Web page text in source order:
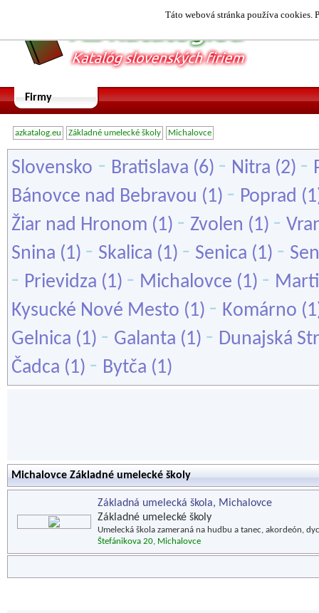
Táto webová stránka používa cookies.
Firmy
azkatalog.eu Základné umelecké školy Michalovce
Slovensko - Bratislava (6) - Nitra (2) -
Bánovce nad Bebravou (1) - Poprad
Žiar nad Hronom (1) - Zvolen (1) -
Snina (1) - Skalica (1) - Senica (1) -
- Prievidza (1) - Michalovce (1) -
Kysucké Nové Mesto (1) - Komárno
Gelnica (1) - Galanta (1) - Dunajská
Čadca (1) - Bytča (1)
Michalovce Základné umelecké školy
Základná umelecká škola, Michalovce
Základné umelecké školy
Umelecká škola zameraná na hudbu a tanec, akordeón,
Štefánikova 20, Michalovce